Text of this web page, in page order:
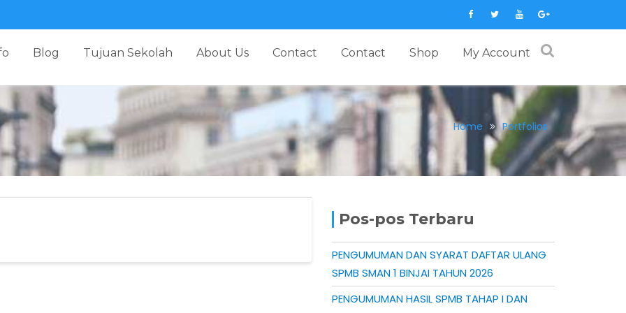
Blog Tujuan Sekolah About Us Contact Contact Shop My Account
Home Portfolios
Pos-pos Terbaru
PENGUMUMAN DAN SYARAT DAFTAR ULANG
SPMB SMAN 1 BINJAI TAHUN 2026
PENGUMUMAN HASIL SPMB TAHAP I DAN